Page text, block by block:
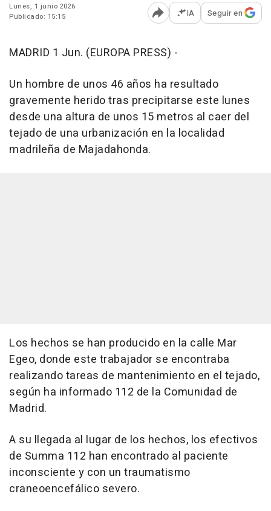
Lunes, 1 junio 2026
Publicado: 15:15
Abrir opciones para
IA Seguir en
MADRID 1 Jun. (EUROPA PRESS) -
Un hombre de unos 46 años ha resultado
gravemente herido tras precipitarse este lunes
desde una altura de unos 15 metros al caer del
tejado de una urbanización en la localidad
madrileña de Majadahonda.
Los hechos se han producido en la calle Mar
Egeo, donde este trabajador se encontraba
realizando tareas de mantenimiento en el tejado,
según ha informado 112 de la Comunidad de
Madrid.
A su llegada al lugar de los hechos, los efectivos
de Summa 112 han encontrado al paciente
inconsciente y con un traumatismo
craneoencefálico severo.